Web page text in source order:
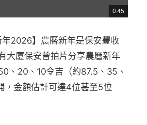
總
共
0:45
2026】農曆新年是保安豐收
大廈保安曾拍片分享農曆新年
、20、10令吉（約87.5、35、
，金額估計可達4位甚至5位